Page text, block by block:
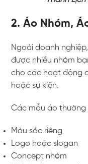
2. Áo Nhóm,
Ngoài doanh
được nhiều nhóm
cho các hoạt động
hoặc sự kiện.
Các mẫu áo
Màu sắc riêng
Logo hoặc slogan
Concept nhóm